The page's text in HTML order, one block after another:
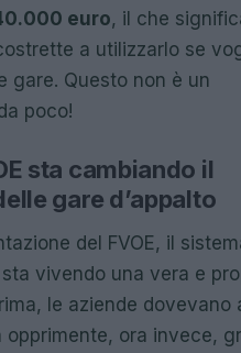
euro, il che
a utilizzarlo se
gare. Questo non è un
poco!
sta cambiando il
gare d’appalto
del FVOE, il
sta vivendo una vera e
le aziende dovevano
opprimente, ora invece,